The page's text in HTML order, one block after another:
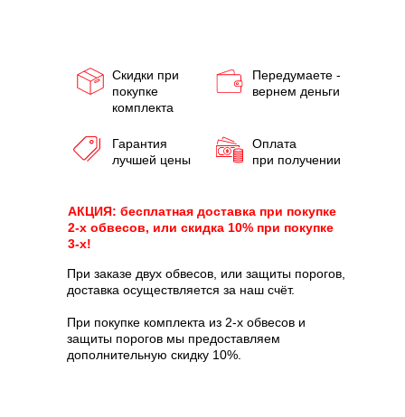
Скидки при
покупке
комплекта
Передумаете -
вернем деньги
Гарантия
лучшей цены
Оплата
при получении
АКЦИЯ: бесплатная доставка при покупке
2-х обвесов, или скидка 10% при покупке
3-х!
При заказе двух обвесов, или защиты порогов,
доставка осуществляется за наш счёт.
При покупке комплекта из 2-х обвесов и
защиты порогов мы предоставляем
дополнительную скидку 10%.